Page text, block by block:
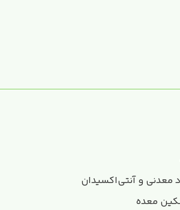
معدنی و آنتی‌اکسیدان
معده